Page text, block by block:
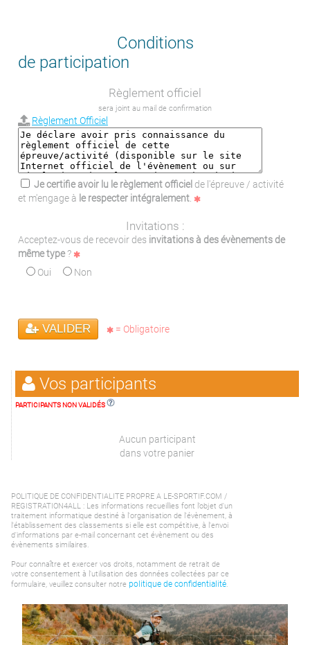
Conditions
de participation
Règlement officiel
sera joint au mail de confirmation
Règlement Officiel
Je certifie avoir lu le règlement officiel de l'épreuve / activité
et m'engage à le respecter intégralement
Invitations :
Acceptez-vous de recevoir des invitations à des évènements de
même type?
Oui
Non
VALIDER = Obligatoire
Vos participants
PARTICIPANTS NON VALIDÉS
Aucun participant
dans votre panier
POLITIQUE DE CONFIDENTIALITE PROPRE A LE-SPORTIF.COM /
REGISTRATION4ALL : Les informations recueillies font l’objet d'un
traitement informatique destiné à l'organisation de l'évènement, à
l'établissement des classements si elle est compétitive, à l'envoi
d'informations par e-mail concernant cet évènement ou des
évènements similaires.
Pour connaître et exercer vos droits, notamment de retrait de
votre consentement à l'utilisation des données collectées par ce
formulaire, veuillez consulter notre politique de confidentialité.